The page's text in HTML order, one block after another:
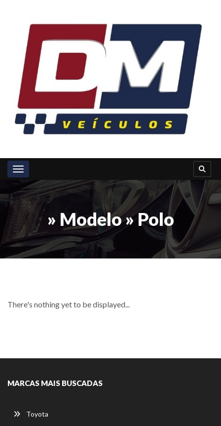
Toggle navigation
» Modelo » Polo
There's nothing yet to be displayed...
MARCAS MAIS BUSCADAS
Toyota